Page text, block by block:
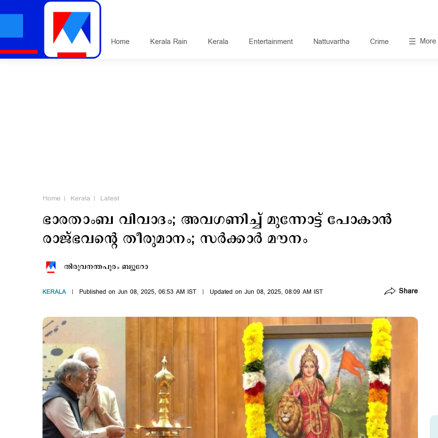
Home Kerala Rain Kerala Entertainment Nattuvartha Crime More
Home Kerala Latest
ഭാരതാംബ വിവാദം; അവഗണിച്ച് മുന്നോട്ട് പോകാന്‍
രാജ്ഭവന്‍റെ തീരുമാനം; സര്‍ക്കാര്‍ മൗനം
തിരുവനന്തപുരം ബ്യൂറോ
KERALA Published on Jun 08, 2025, 06:53 AM IST Updated on Jun 08, 2025, 08:09 AM IST Share